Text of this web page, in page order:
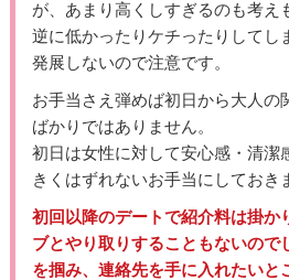
が、あまり高くしすぎるのも考え
逆に低かったりケチったりしてし
発展しないので注意です。
お手当さえ弾めば初日から大人の
ばかりではありません。
初日は女性に対して安心感・清潔
きくはずれないお手当にしておき
初回以降のデートで紹介料は掛か
ブとやり取りすることもないので
を掴み、連絡先を手に入れたいと